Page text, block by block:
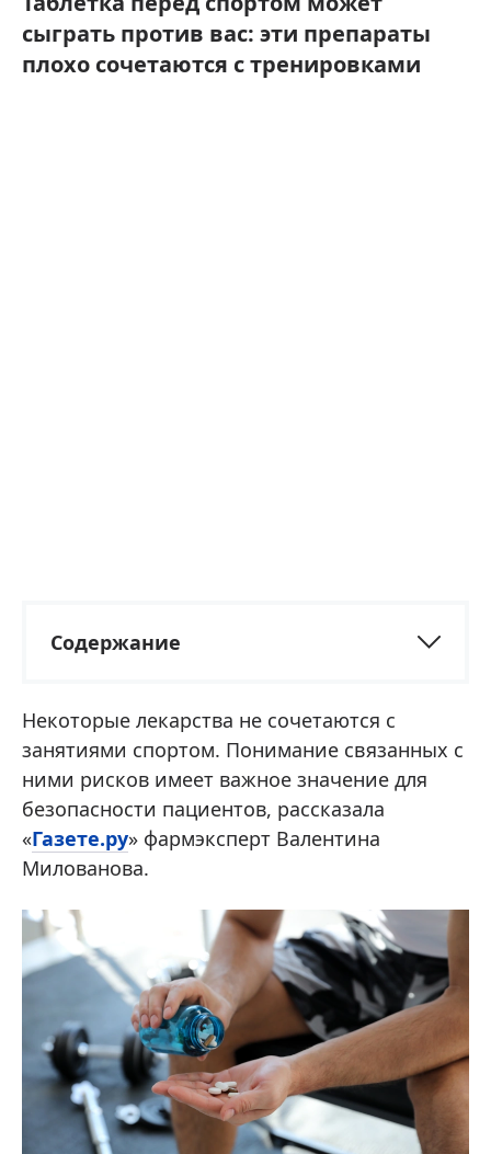
сыграть против вас: эти препараты
плохо сочетаются с тренировками
Содержание
Некоторые лекарства не сочетаются с
занятиями спортом. Понимание связанных с
ними рисков имеет важное значение для
безопасности пациентов, рассказала
«Газете.ру» фармэксперт Валентина
Милованова.